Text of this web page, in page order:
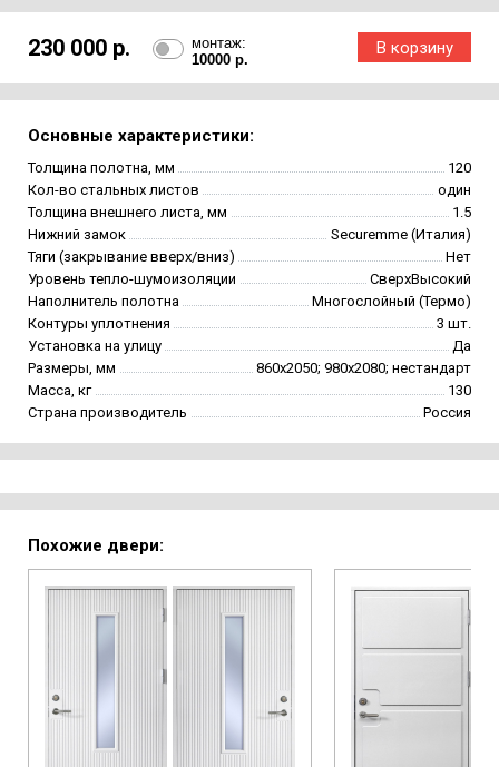
230 000 р.
монтаж:
10000 р.
Основные характеристики:
Толщина полотна, мм
120
Кол-во стальных листов
один
Толщина внешнего листа, мм
1.5
Нижний замок
Securemme (Италия)
Тяги (закрывание вверх/вниз)
Нет
Уровень тепло-шумоизоляции
СверхВысокий
Наполнитель полотна
Многослойный (Термо)
Контуры уплотнения
3 шт.
Установка на улицу
Да
Размеры, мм
860х2050; 980х2080; нестандарт
Масса, кг
130
Страна производитель
Россия
Похожие двери: